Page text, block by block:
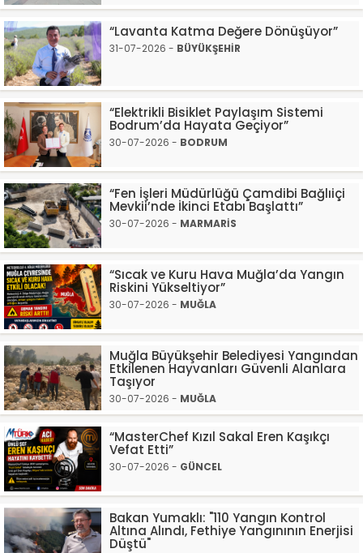
“Lavanta Katma Değere Dönüşüyor”
31-07-2026 - BÜYÜKŞEHİR
“Elektrikli Bisiklet Paylaşım Sistemi
Bodrum’da Hayata Geçiyor”
30-07-2026 - BODRUM
“Fen İşleri Müdürlüğü Çamdibi Bağlıiçi
Mevkii’nde İkinci Etabı Başlattı”
30-07-2026 - MARMARİS
“Sıcak ve Kuru Hava Muğla’da Yangın
Riskini Yükseltiyor”
30-07-2026 - MUĞLA
Muğla Büyükşehir Belediyesi Yangından
Etkilenen Hayvanları Güvenli Alanlara
Taşıyor
30-07-2026 - MUĞLA
“MasterChef Kızıl Sakal Eren Kaşıkçı
Vefat Etti”
30-07-2026 - GÜNCEL
Bakan Yumaklı: "110 Yangın Kontrol
Altına Alındı, Fethiye Yangınının Enerjisi
Düştü"